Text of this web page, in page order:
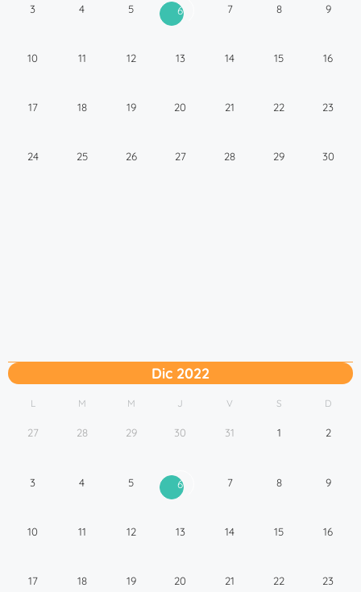
3 4 5 6 7 8 9
10 11 12 13 14 15 16
17 18 19 20 21 22 23
24 25 26 27 28 29 30
Dic 2022
L M M J V S D
27 28 29 30 31 1 2
3 4 5 6 7 8 9
10 11 12 13 14 15 16
17 18 19 20 21 22 23